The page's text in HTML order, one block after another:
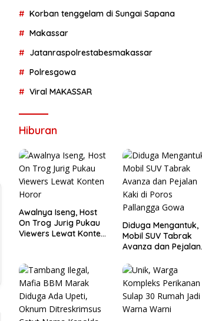
Korban tenggelam di Sungai Sapana
Makassar
Jatanraspolrestabesmakassar
Polresgowa
Viral MAKASSAR
Hiburan
Awalnya Iseng, Host
On Trog Jurig Pukau
Viewers Lewat Konten
Diduga Mengantuk,
Mobil SUV Tabrak
Avanza dan Pejalan
Pallangga Gowa